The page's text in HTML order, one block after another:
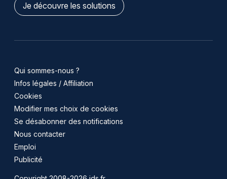
Je découvre les solutions
Qui sommes-nous ?
Infos légales / Affiliation
Cookies
Modifier mes choix de cookies
Se désabonner des notifications
Nous contacter
Emploi
Publicité